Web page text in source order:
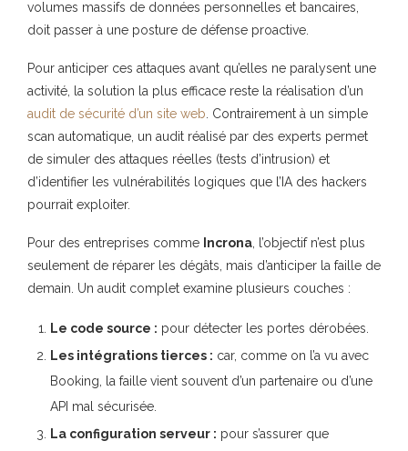
volumes massifs de données personnelles et bancaires,
doit passer à une posture de défense proactive.
Pour anticiper ces attaques avant qu’elles ne paralysent une
activité, la solution la plus efficace reste la réalisation d’un
audit de sécurité d’un site web. Contrairement à un simple
scan automatique, un audit réalisé par des experts permet
de simuler des attaques réelles (tests d’intrusion) et
d’identifier les vulnérabilités logiques que l’IA des hackers
pourrait exploiter.
Pour des entreprises comme Incrona, l’objectif n’est plus
seulement de réparer les dégâts, mais d’anticiper la faille de
demain. Un audit complet examine plusieurs couches :
Le code source : pour détecter les portes dérobées.
Les intégrations tierces : car, comme on l’a vu avec
Booking, la faille vient souvent d’un partenaire ou d’une
API mal sécurisée.
La configuration serveur : pour s’assurer que